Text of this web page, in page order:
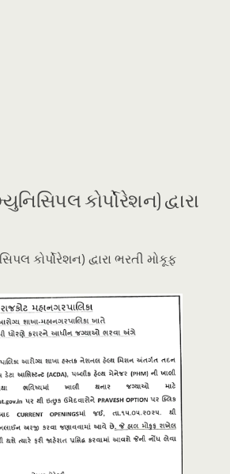
કોર્પોરેશન) દ્વારા
કોર્પોરેશન) દ્વારા ભરતી મોકૂફ